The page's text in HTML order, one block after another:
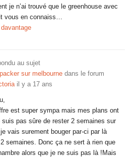
je n’ai trouvé que le greenhouse avec
vous en connaiss…
au sujet
sur melbourne dans le forum
il y a 17 ans
est super sympa mais mes plans ont
pas sûre de rester 2 semaines sur
vais surement bouger par-ci par là
semaines. Donc ça ne sert à rien que
alors que je ne suis pas là !Mais